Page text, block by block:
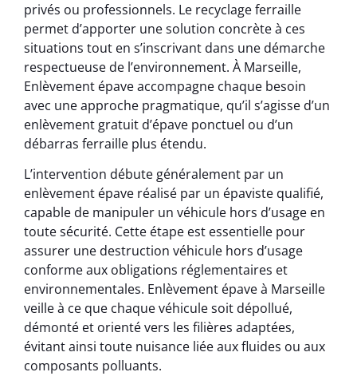
privés ou professionnels. Le recyclage ferraille
permet d’apporter une solution concrète à ces
situations tout en s’inscrivant dans une démarche
respectueuse de l’environnement. À Marseille,
Enlèvement épave accompagne chaque besoin
avec une approche pragmatique, qu’il s’agisse d’un
enlèvement gratuit d’épave ponctuel ou d’un
débarras ferraille plus étendu.
L’intervention débute généralement par un
enlèvement épave réalisé par un épaviste qualifié,
capable de manipuler un véhicule hors d’usage en
toute sécurité. Cette étape est essentielle pour
assurer une destruction véhicule hors d’usage
conforme aux obligations réglementaires et
environnementales. Enlèvement épave à Marseille
veille à ce que chaque véhicule soit dépollué,
démonté et orienté vers les filières adaptées,
évitant ainsi toute nuisance liée aux fluides ou aux
composants polluants.